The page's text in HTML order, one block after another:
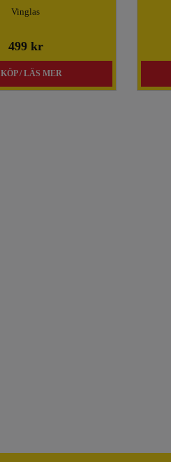
Vinglas
499 kr
KÖP / LÄS MER